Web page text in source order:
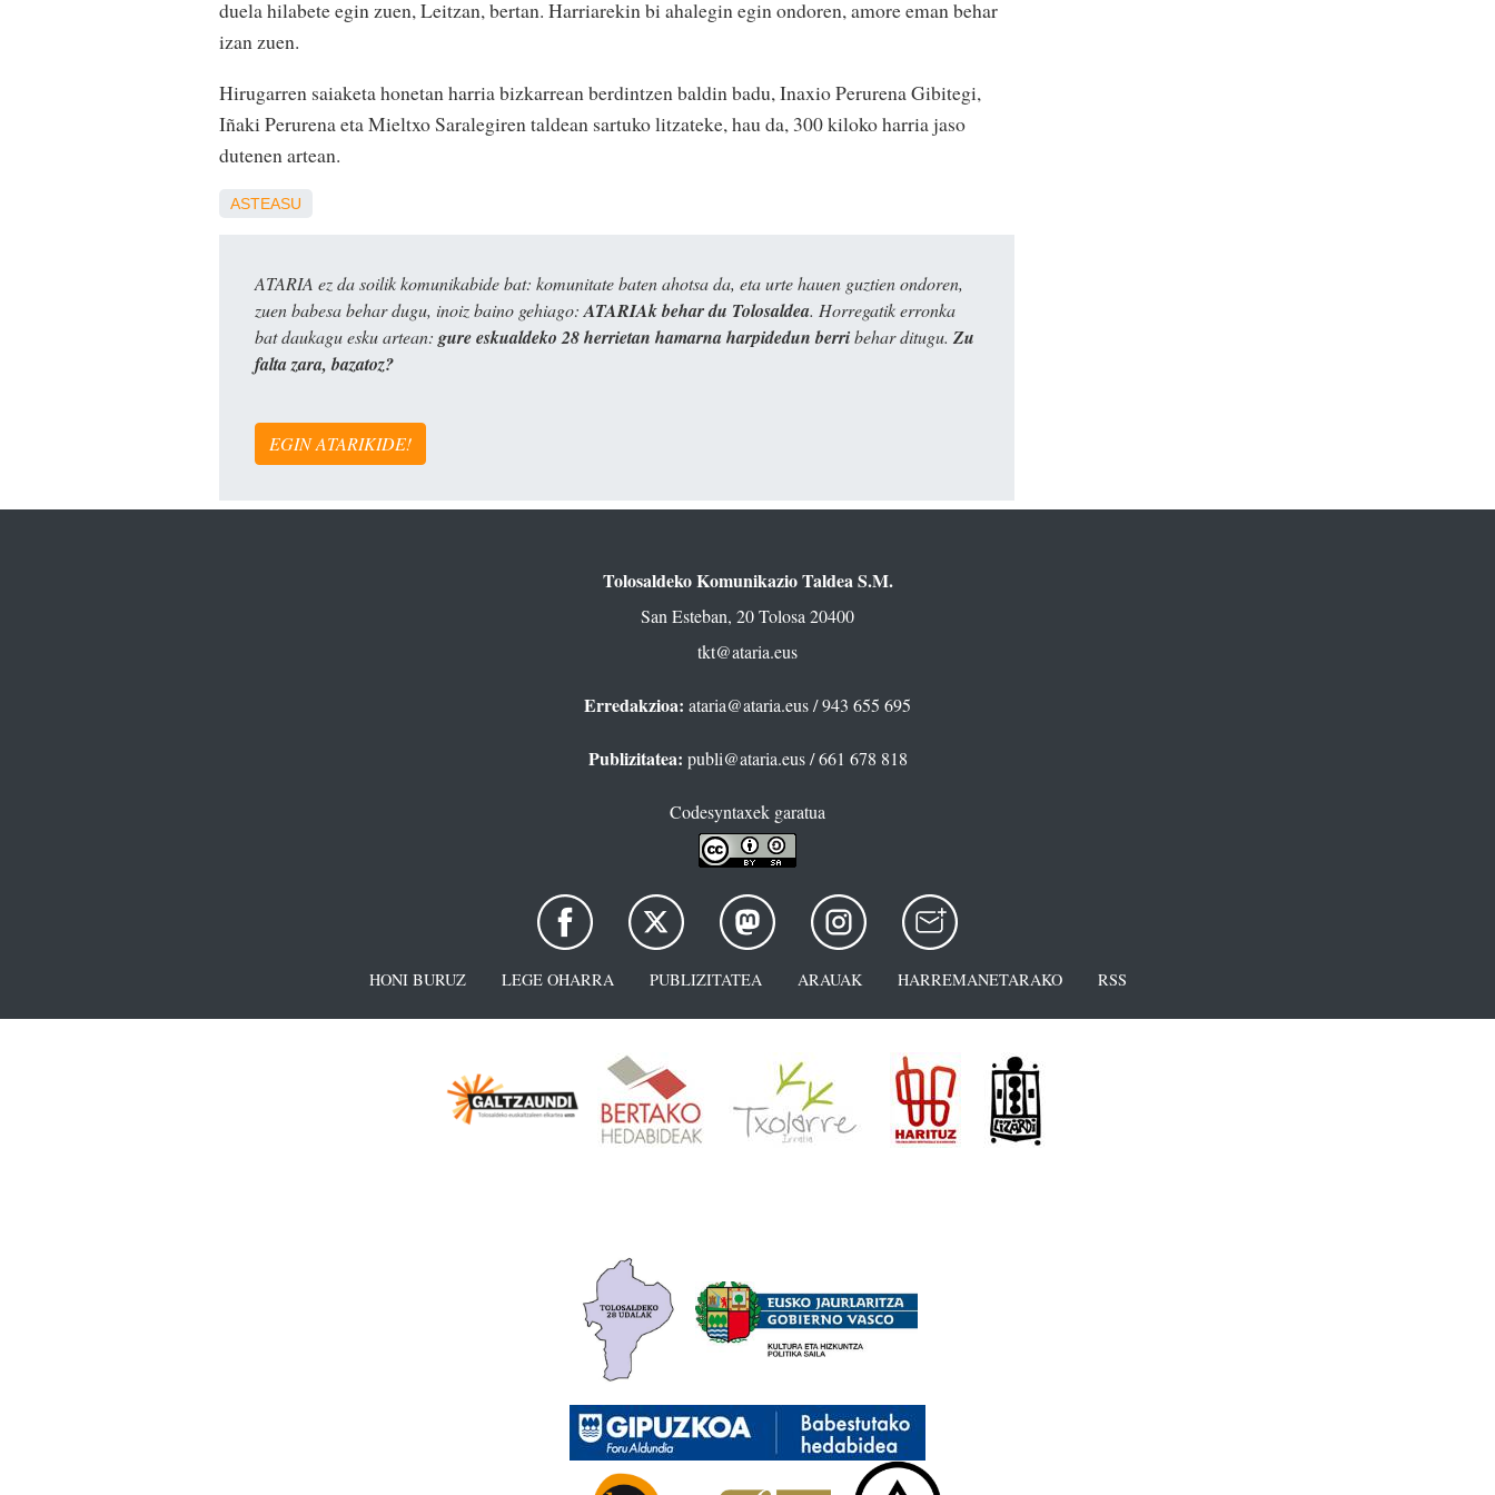
duela hilabete egin zuen, Leitzan, bertan. Harriarekin bi ahalegin egin ondoren, amore eman behar
izan zuen.
Hirugarren saiaketa honetan harria bizkarrean berdintzen baldin badu, Inaxio Perurena Gibitegi,
Iñaki Perurena eta Mieltxo Saralegiren taldean sartuko litzateke, hau da, 300 kiloko harria jaso
dutenen artean.
ASTEASU
ATARIA ez da soilik komunikabide bat: komunitate baten ahotsa da, eta urte hauen guztien ondoren,
zuen babesa behar dugu, inoiz baino gehiago: ATARIAk behar du Tolosaldea. Horregatik erronka
bat daukagu esku artean: gure eskualdeko 28 herrietan hamarna harpidedun berribehar ditugu. Zu
falta zara, bazatoz?
EGIN ATARIKIDE!
Tolosaldeko Komunikazio Taldea S.M.
San Esteban, 20 Tolosa 20400
tkt@ataria.eus
Erredakzioa: ataria@ataria.eus/ 943 655 695
Publizitatea: publi@ataria.eus/ 661 678 818
Codesyntaxek garatua
HONI BURUZ LEGE OHARRA PUBLIZITATEA ARAUAK HARREMANETARAKO RSS